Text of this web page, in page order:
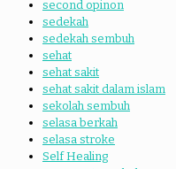
second opinon
sedekah
sedekah sembuh
sehat
sehat sakit
sehat sakit dalam islam
sekolah sembuh
selasa berkah
selasa stroke
Self Healing